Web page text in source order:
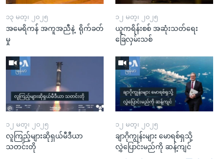
၁၃ မတ္၊ ၂၀၂၅
အမေရိကန် အကူအညီနဲ့ ရိုက်ခတ်
မှု
၁၂ မတ္၊ ၂၀၂၅
ယူကရိန်းစစ် အဆုံးသတ်ရေး
ခြေလှမ်းသစ်
၁၂ မတ္၊ ၂၀၂၅
လူကြည့်များဆိုရှယ်မီဒီယာ
သတင်းတို
၁၂ မတ္၊ ၂၀၂၅
ချာဂိုကျွန်းများ မောရစ်ရှသို့
လွှဲပြောင်းမည်ကို ဆန့်ကျင်